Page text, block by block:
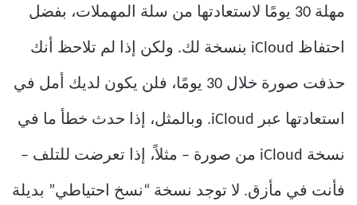
مهلة 30 يومًا لاستعادتها من سلة المهملات، بفضل
احتفاظ iCloud بنسخة لك. ولكن إذا لم تلاحظ أنك
حذفت صورة خلال 30 يومًا، فلن يكون لديك أمل في
استعادتها عبر iCloud. وبالمثل، إذا حدث خطأ ما في
نسخة iCloud من صورة – مثلاً، إذا تعرضت للتلف –
فأنت في مأزق. لا توجد نسخة “نسخ احتياطي” بديلة